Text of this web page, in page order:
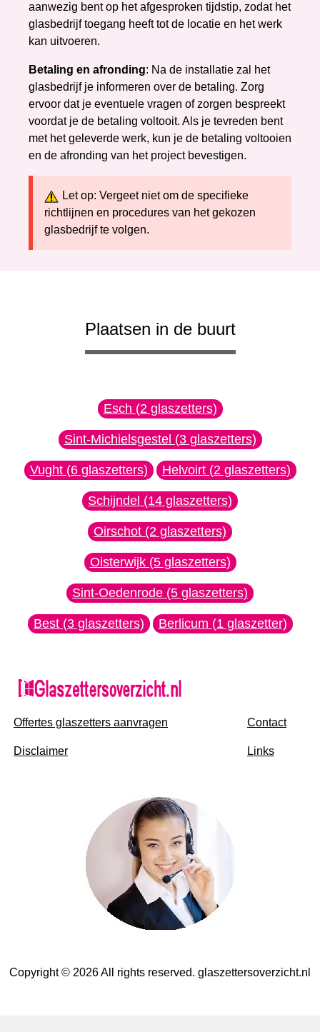
aanwezig bent op het afgesproken tijdstip, zodat het
glasbedrijf toegang heeft tot de locatie en het werk
kan uitvoeren.
Betaling en afronding: Na de installatie zal het
glasbedrijf je informeren over de betaling. Zorg
ervoor dat je eventuele vragen of zorgen bespreekt
voordat je de betaling voltooit. Als je tevreden bent
met het geleverde werk, kun je de betaling voltooien
en de afronding van het project bevestigen.
Let op: Vergeet niet om de specifieke
richtlijnen en procedures van het gekozen
glasbedrijf te volgen.
Plaatsen in de buurt
Esch (2 glaszetters)
Sint-Michielsgestel (3 glaszetters)
Vught (6 glaszetters) Helvoirt (2 glaszetters)
Schijndel (14 glaszetters)
Oirschot (2 glaszetters)
Oisterwijk (5 glaszetters)
Sint-Oedenrode (5 glaszetters)
Best (3 glaszetters) Berlicum (1 glaszetter)
Offertes glaszetters aanvragen
Disclaimer
Contact
Links
Copyright © 2026 All rights reserved. glaszettersoverzicht.nl